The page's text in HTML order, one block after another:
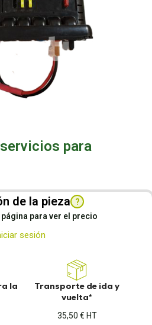
para
de la pieza ?
para ver el precio
sesión
la
Transporte de ida y
vuelta*
35,50 € HT